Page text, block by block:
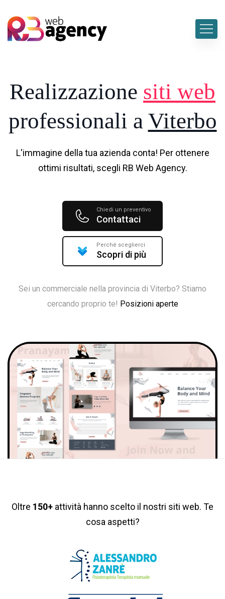
Realizzazione siti web
professionali a Viterbo
L'immagine della tua azienda conta! Per ottenere
ottimi risultati, scegli RB Web Agency.
Chiedi un preventivo
Contattaci
Perché sceglierci
Scopri di più
Sei un commerciale nella provincia di Viterbo? Stiamo
cercando proprio te! Posizioni aperte
Oltre 150+ attività hanno scelto il nostri siti web. Te
cosa aspetti?